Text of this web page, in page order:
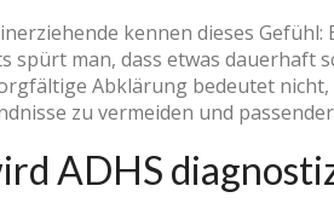
kennen dieses
spürt man, dass etwas dauerhaft
Abklärung bedeutet nicht,
zu vermeiden und
ADHS